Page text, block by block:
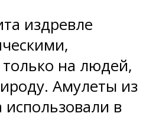
издревле
на людей,
Амулеты из
в